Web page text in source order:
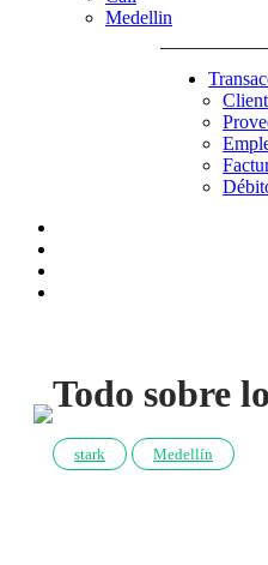
Medellin
Todo sobre
stark Medellín